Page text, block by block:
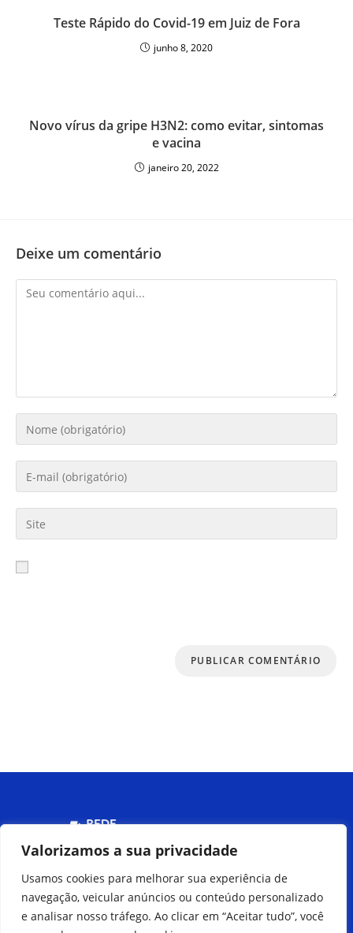
Valorizamos a sua privacidade
Usamos cookies para melhorar sua experiência de
navegação, veicular anúncios ou conteúdo personalizado
e analisar nosso tráfego. Ao clicar em “Aceitar tudo”, você
Teste Rápido do Covid-19 em Juiz de Fora
junho 8, 2020
Novo vírus da gripe H3N2: como evitar, sintomas
e vacina
janeiro 20, 2022
Deixe um comentário
Peça pelo
Delivery